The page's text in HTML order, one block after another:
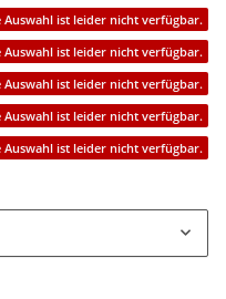
Auswahl ist leider nicht verfügbar.
Auswahl ist leider nicht verfügbar.
Auswahl ist leider nicht verfügbar.
Auswahl ist leider nicht verfügbar.
Auswahl ist leider nicht verfügbar.